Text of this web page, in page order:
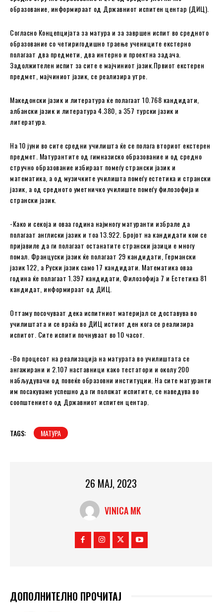
образование, информираат од Државниот испитен центар (ДИЦ).
Согласно Концепцијата за матура и за завршен испит во средното
образование со четиригодишно траење учениците екстерно
полагаат два предмети, два интерно и проектна задача.
Задолжителен испит за сите е мајчиниот јазик.Првиот екстерен
предмет, мајчиниот јазик, се реализира утре.
Македонски јазик и литература ќе полагаат 10.768 кандидати,
албански јазик и литература 4.380, а 357 турски јазик и
литература.
На 10 јуни во сите средни училишта ќе се полага вториот екстерен
предмет. Матурантите од гимназиско образование и од средно
стручно образование избираат помеѓу странски јазик и
математика, а од музичките училишта помеѓу естетика и странски
јазик, а од средното уметничко училиште помеѓу филозофија и
странски јазик.
-Како и секоја и оваа година најмногу матуранти избрале да
полагаат англиски јазик и тоа 13.922. Бројот на кандидати кои се
пријавиле да ги полагаат останатите странски јазици е многу
помал. Француски јазик ќе полагаат 29 кандидати, Германски
јазик 122, а Руски јазик само 17 кандидати. Математика оваа
година ќе полагаат 1.397 кандидати, Филозофија 7 и Естетика 81
кандидат, информираат од ДИЦ.
Оттаму посочуваат дека испитниот материјал се доставува во
училиштата и се враќа во ДИЦ истиот ден кога се реализира
испитот. Сите испити почнуваат во 10 часот.
-Во процесот на реализација на матурата во училиштата се
ангажирани и 2.107 наставници како тестатори и околу 200
набљудувачи од повеќе образовни институции. На сите матуранти
им посакуваме успешно да ги положат испитите, се наведува во
соопштението од Државниот испитен центар.
TAGS: МАТУРА
26 МАЈ, 2023
VINICA MK
ДОПОЛНИТЕЛНО ПРОЧИТАЈ